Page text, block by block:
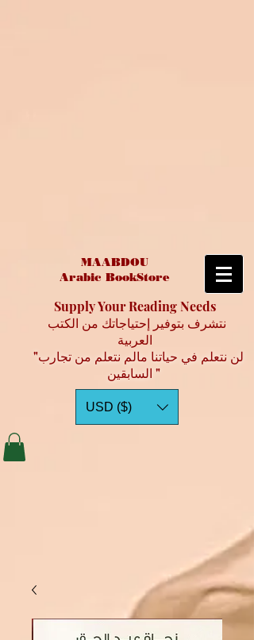
MAABDOU
Arabic BookStore
Supply Your Reading Needs
العربية
"لن نتعلم في حياتنا مالم نتعلم من تجارب
السابقين "
USD ($)